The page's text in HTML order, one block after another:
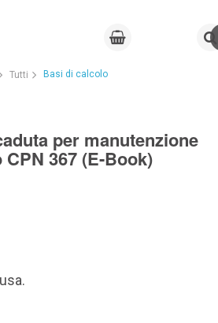
Tutti Basi di calcolo
per manutenzione
367 (E-Book)